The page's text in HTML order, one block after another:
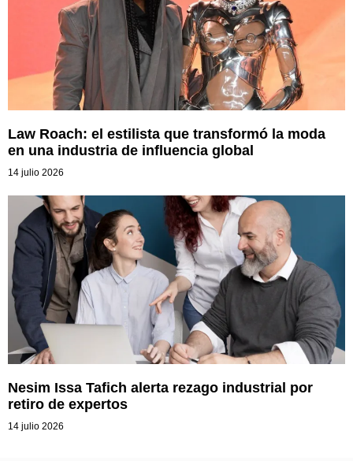
Law Roach: el estilista que transformó la moda
en una industria de influencia global
14 julio 2026
Nesim Issa Tafich alerta rezago industrial por
retiro de expertos
14 julio 2026